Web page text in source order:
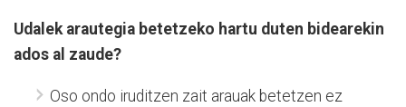
Udalek arautegia betetzeko hartu duten bidearekin
ados al zaude?
Oso ondo iruditzen zait arauak betetzen ez